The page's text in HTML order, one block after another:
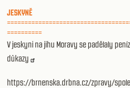
JESKYNĚ
==========
V jeskyni na jihu Moravy se padělaly
důkazy
https://brnenska.drbna.cz/zpravy/